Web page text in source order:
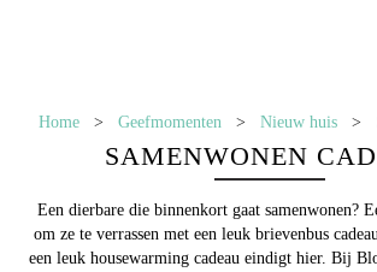
Home > Geefmomenten > Nieuw huis >
SAMENWONEN
Een dierbare die binnenkort gaat samenwonen?
om ze te verrassen met een leuk brievenbus
een leuk housewarming cadeau eindigt hier. Bij